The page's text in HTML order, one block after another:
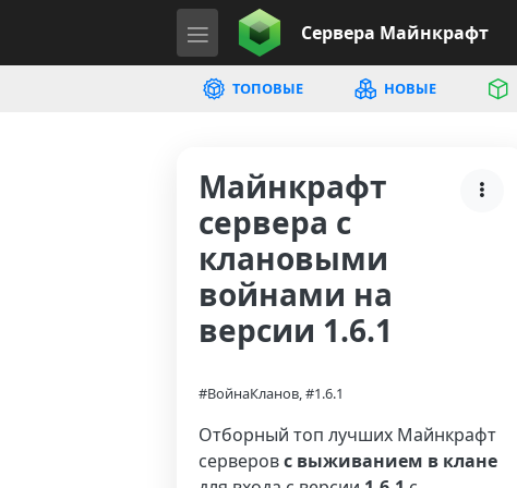
Сервера Майнкрафт
ТОПОВЫЕ НОВЫЕ
Майнкрафт
сервера с
клановыми
войнами на
версии 1.6.1
#ВойнаКланов, #1.6.1
Отборный топ лучших Майнкрафт
серверовс выживанием в клане